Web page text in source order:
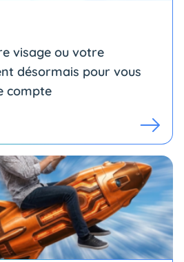
visage ou votre
désormais pour vous
compte